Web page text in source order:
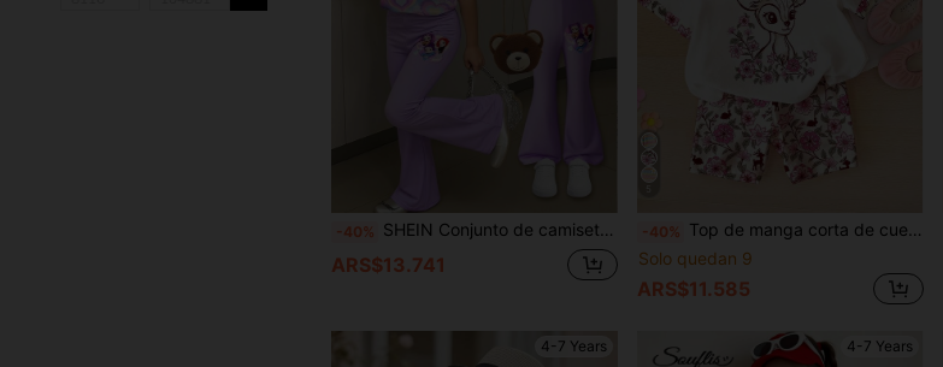
-40% SHEIN Conjunto de camiseta de manga corta con estampado de corazón de niña K-POP de dibujos animados y pantalones acampanados, de moda y lindo para niñas, adecuado para uso casual y al aire libre
ARS$13.741
-40% Top de manga corta de cuello redondo suave de punto con estampado de animales de dibujos animados para niña joven y elástico
Solo quedan 9
ARS$11.585
4-7 Years 4-7 Years